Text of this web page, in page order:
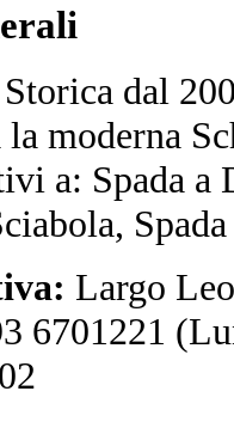
dal
la moderna
a: Spada a
Largo
6701221